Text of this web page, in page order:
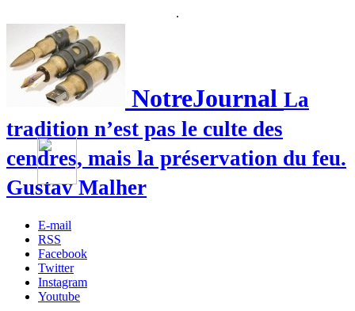
.
NotreJournal La
tradition n’est pas le culte des
cendres, mais la préservation du feu.
Gustav Malher
E-mail
RSS
Facebook
Twitter
Instagram
Youtube